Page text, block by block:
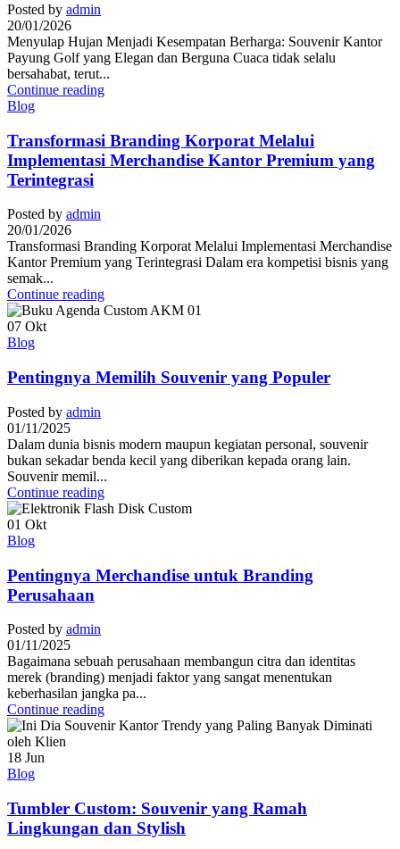
Posted by admin
20/01/2026
Menyulap Hujan Menjadi Kesempatan Berharga: Souvenir Kantor
Payung Golf yang Elegan dan Berguna Cuaca tidak selalu
bersahabat, terut...
Continue reading
Blog
Transformasi Branding Korporat Melalui
Implementasi Merchandise Kantor Premium yang
Terintegrasi
Posted by admin
20/01/2026
Transformasi Branding Korporat Melalui Implementasi Merchandise
Kantor Premium yang Terintegrasi Dalam era kompetisi bisnis yang
semak...
Continue reading
07 Okt
Blog
Pentingnya Memilih Souvenir yang Populer
Posted by admin
01/11/2025
Dalam dunia bisnis modern maupun kegiatan personal, souvenir
bukan sekadar benda kecil yang diberikan kepada orang lain.
Souvenir memil...
Continue reading
01 Okt
Blog
Pentingnya Merchandise untuk Branding
Perusahaan
Posted by admin
01/11/2025
Bagaimana sebuah perusahaan membangun citra dan identitas
merek (branding) menjadi faktor yang sangat menentukan
keberhasilan jangka pa...
Continue reading
18 Jun
Blog
Tumbler Custom: Souvenir yang Ramah
Lingkungan dan Stylish